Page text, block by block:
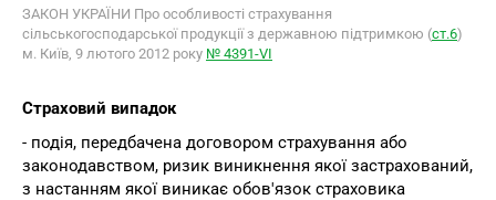
ЗАКОН УКРАЇНИ Про особливості страхування
сільськогосподарської продукції з державною підтримкою (ст.6)
м. Київ, 9 лютого 2012 року № 4391-VІ
Страховий випадок
- подія, передбачена договором страхування або
законодавством, ризик виникнення якої застрахований,
з настанням якої виникає обов'язок страховика